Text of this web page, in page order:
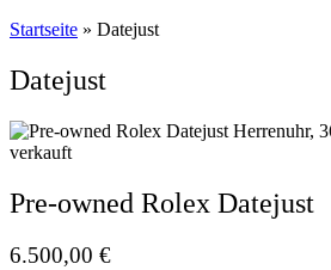
Startseite » Datejust
Datejust
verkauft
Pre-owned Rolex Datejust
6.500,00 €